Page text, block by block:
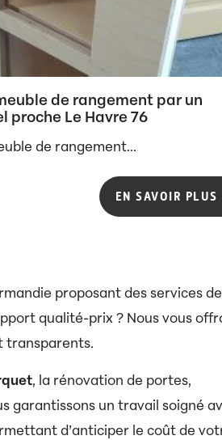
de rangement par un
proche Le Havre 76
de rangement...
EN SAVOIR PLUS
proposant des services de
qualité-prix ? Nous vous
transparents.
, la rénovation de portes,
garantissons un travail soigné
d’anticiper le coût de